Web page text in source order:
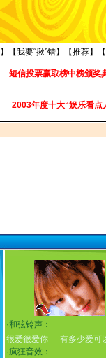
】【我要“揪”错】【推荐】
短信投票赢取榜中榜颁奖
2003年度十大“娱乐看点
·和弦铃声：
很爱很爱你
有多少爱可
·疯狂音效：